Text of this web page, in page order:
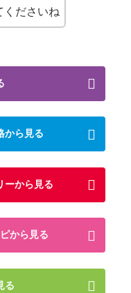
くださいね
から見る
ーから見る
から見る
る